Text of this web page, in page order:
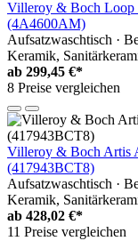
Villeroy & Boch Loop
(4A4600AM)
Aufsatzwaschtisch ·
Keramik,
ab 299,45 €*
8 Preise vergleichen
Villeroy & Boch Artis
(417943BCT8)
Aufsatzwaschtisch ·
Keramik,
ab 428,02 €*
11 Preise vergleichen